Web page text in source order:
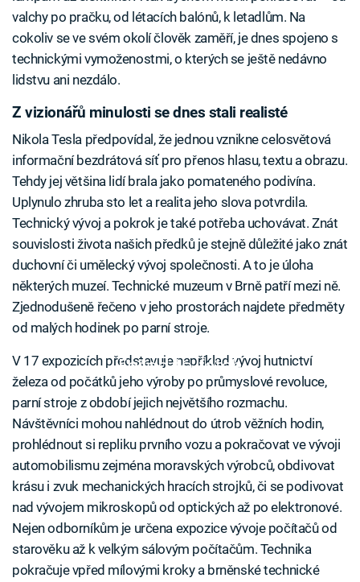
valchy po pračku, od létacích balónů, k letadlům. Na
cokoliv se ve svém okolí člověk zaměří, je dnes spojeno s
technickými vymoženostmi, o kterých se ještě nedávno
lidstvu ani nezdálo.
Z vizionářů minulosti se dnes stali realisté
Nikola Tesla předpovídal, že jednou vznikne celosvětová
informační bezdrátová síť pro přenos hlasu, textu a obrazu.
Tehdy jej většina lidí brala jako pomateného podivína.
Uplynulo zhruba sto let a realita jeho slova potvrdila.
Technický vývoj a pokrok je také potřeba uchovávat. Znát
souvislosti života našich předků je stejně důležité jako znát
duchovní či umělecký vývoj společnosti. A to je úloha
některých muzeí. Technické muzeum v Brně patří mezi ně.
Zjednodušeně řečeno v jeho prostorách najdete předměty
od malých hodinek po parní stroje.
Failed to fetch
V 17 expozicích představuje například vývoj hutnictví
železa od počátků jeho výroby po průmyslové revoluce,
parní stroje z období jejich největšího rozmachu.
Návštěvníci mohou nahlédnout do útrob věžních hodin,
prohlédnout si repliku prvního vozu a pokračovat ve vývoji
automobilismu zejména moravských výrobců, obdivovat
krásu i zvuk mechanických hracích strojků, či se podivovat
nad vývojem mikroskopů od optických až po elektronové.
Nejen odborníkům je určena expozice vývoje počítačů od
starověku až k velkým sálovým počítačům. Technika
pokračuje vpřed mílovými kroky a brněnské technické